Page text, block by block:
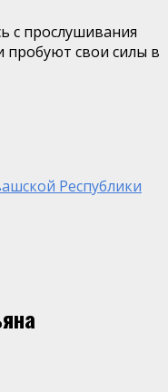
с прослушивания
пробуют свои силы в
Республики